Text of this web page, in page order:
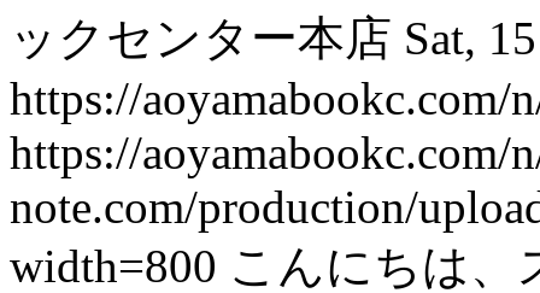
ックセンター本店 Sat,
https://aoyamabookc.com/
https://aoyamabookc.com/
note.com/production/
width=800 こんにちは、